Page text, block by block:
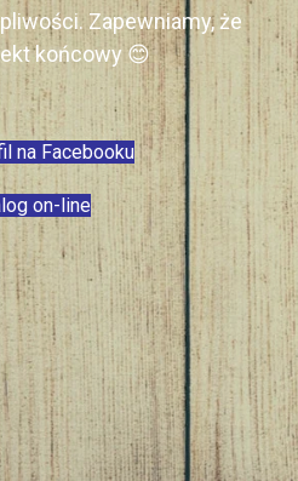
Zapewniamy, że
końcowy 😊
na Facebooku
on-line